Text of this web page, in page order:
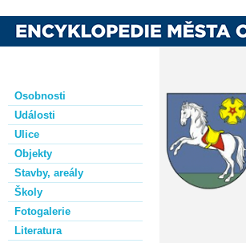
Osobnosti
Události
Ulice
Objekty
Stavby, areály
Školy
Fotogalerie
Literatura